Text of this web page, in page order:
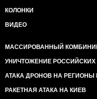
КОЛОНКИ
ВИДЕО
МАССИРОВАННЫЙ
УНИЧТОЖЕНИЕ РОССИЙСКИХ
АТАКА ДРОНОВ НА РЕГИОНЫ
РАКЕТНАЯ АТАКА НА КИЕВ